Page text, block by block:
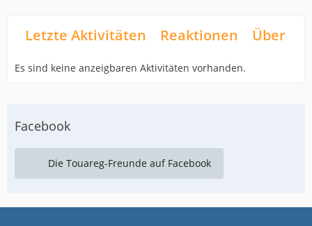
Letzte Aktivitäten Reaktionen Über
Es sind keine anzeigbaren Aktivitäten vorhanden.
Facebook
Die Touareg-Freunde auf Facebook